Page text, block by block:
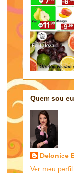
Quem sou eu
Delonice
Ver meu